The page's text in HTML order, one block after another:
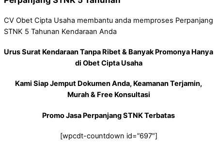
CV Obet Cipta Usaha membantu anda memproses Perpanjang
STNK 5 Tahunan Kendaraan Anda
Urus Surat Kendaraan Tanpa Ribet & Banyak Promonya Hanya
di Obet Cipta Usaha
Kami Siap Jemput Dokumen Anda, Keamanan Terjamin,
Murah & Free Konsultasi
Promo Jasa Perpanjang STNK Terbatas
[wpcdt-countdown id=”697″]